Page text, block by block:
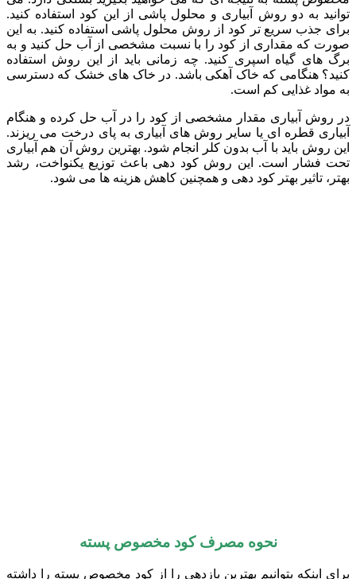
توانید به دو روش آبیاری و محلول پاشی از این کود استفاده کنید.
برای جذب سریع تر کود از روش محلول پاشی استفاده کنید. به این
صورت که مقداری از کود را با نسبت مشخصی از آب حل کنید و به
برگ های گیاه اسپری کنید. چه زمانی باید از این روش استفاده
کنید؟ هنگامی که خاک آهکی باشد. در خاک های خشک که دسترسی
به مواد غذایی کم است.
در روش آبیاری مقدار مشخصی از کود را در آب حل کرده و هنگام
آبیاری قطره ای یا سایر روش های آبیاری به پای درخت می ریزند.
این روش باید با آب بدون کلر انجام شود. بهترین روش آن هم آبیاری
تحت فشار است. این روش کود دهی باعث توزیع یکنواخت، رشد
بهتر، تاثیر بهتر کود دهی و همچنین کاهش هزینه ها می شود.
نحوه مصرف کود مخصوص پسته
برای اینکه بتوانیم بهترین بازدهی را از کود مخصوص پسته را داشته